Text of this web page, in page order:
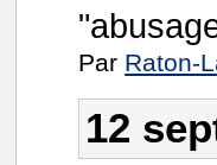
Par Raton-
12